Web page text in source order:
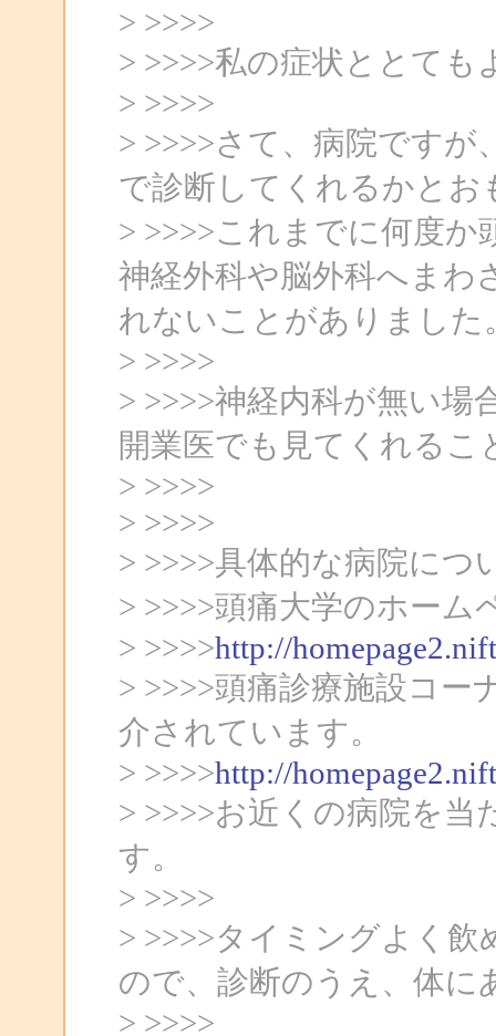
> >>>>
> >>>>私の症状ととて
> >>>>
> >>>>さて、病院です
で診断してくれるかとお
> >>>>これまでに何度
神経外科や脳外科へまわ
れないことがありました
> >>>>
> >>>>神経内科が無い場
開業医でも見てくれるこ
> >>>>
> >>>>
> >>>>具体的な病院につ
> >>>>頭痛大学のホーム
> >>>>http://
> >>>>頭痛診療施設コー
介されています。
> >>>>http://
> >>>>お近くの病院を
す。
> >>>>
> >>>>タイミングよく
ので、診断のうえ、体に
> >>>>